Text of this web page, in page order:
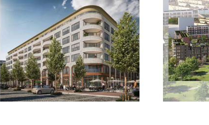
De Nieuwe Defensie ,
Toren 1 te Utrecht